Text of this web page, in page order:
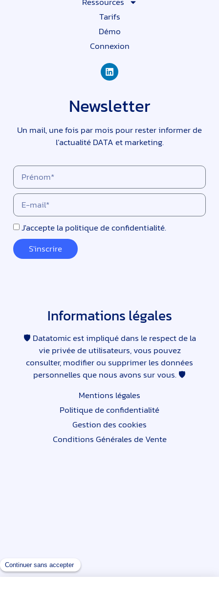
Tarifs
Démo
Connexion
Newsletter
Un mail, une fois par mois pour rester informer de
l’actualité DATA et marketing.
J'acceptela politique de confidentialité.
S'inscrire
Informations légales
🛡 Datatomic est impliqué dans le respect de la
vie privée de utilisateurs, vous pouvez
consulter, modifier ou supprimer les données
personnelles que nous avons sur vous. 🛡
Mentions légales
Politique de confidentialité
Gestion des cookies
Conditions Générales de Vente